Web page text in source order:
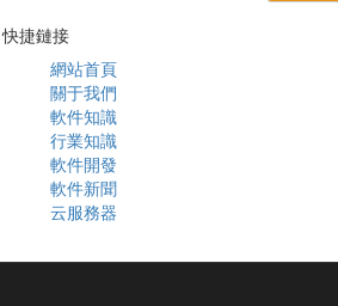
快捷鏈接
網站首頁
關于我們
軟件知識
行業知識
軟件開發
軟件新聞
云服務器